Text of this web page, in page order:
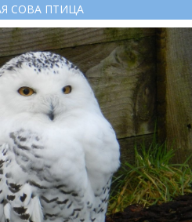
СОВА ПТИЦА